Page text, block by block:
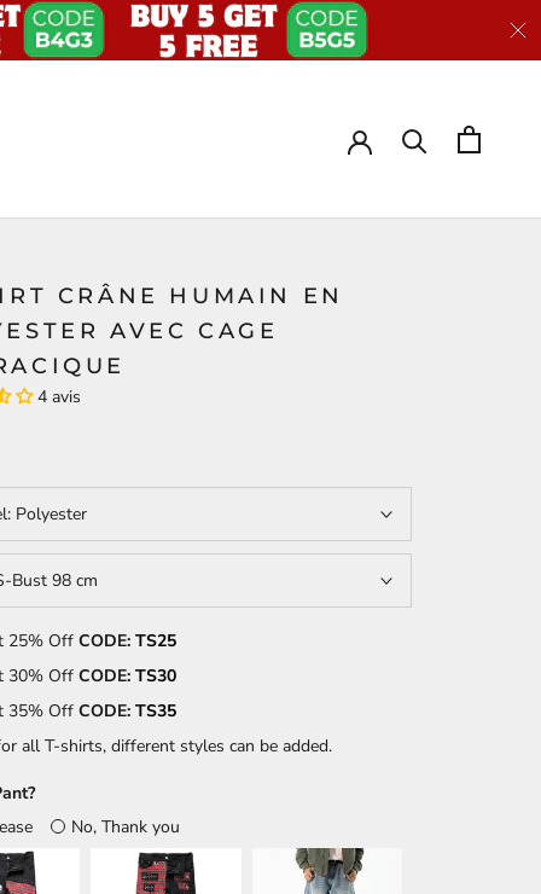
CRÂNE HUMAIN EN
AVEC CAGE
4 avis
Polyester
Bust 98 cm
25% Off CODE: TS25
30% Off CODE: TS30
35% Off CODE: TS35
all T-shirts, different styles can be added.
No, Thank you